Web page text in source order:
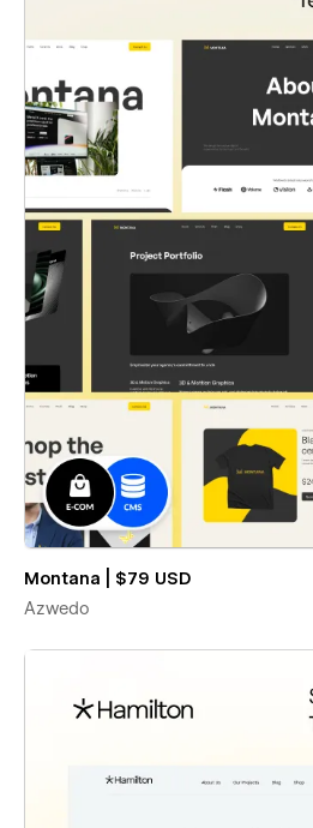
Montana | $79 USD
Azwedo